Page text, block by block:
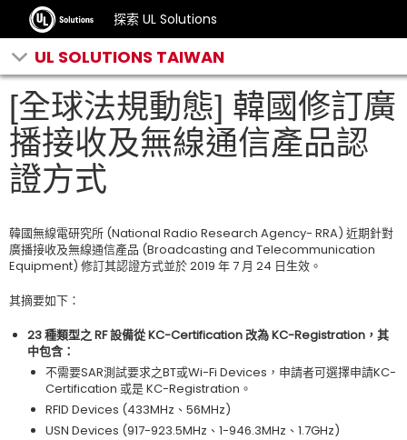
探索 UL Solutions
UL SOLUTIONS TAIWAN
[全球法規動態] 韓國修訂廣
播接收及無線通信產品認
證方式
韓國無線電研究所 (National Radio Research Agency- RRA) 近期針對
廣播接收及無線通信產品 (Broadcasting and Telecommunication
Equipment) 修訂其認證方式並於 2019 年 7 月 24 日生效。
其摘要如下：
23 種類型之 RF 設備從 KC-Certification 改為 KC-Registration，其
中包含：
不需要SAR測試要求之BT或Wi-Fi Devices，申請者可選擇申請KC-
Certification 或是 KC-Registration。
RFID Devices (433MHz、56MHz)
USN Devices (917-923.5MHz、1-946.3MHz、1.7GHz)